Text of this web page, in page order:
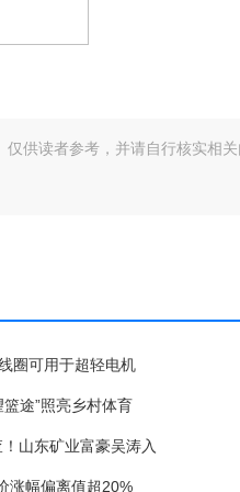
供读者参考，并请自行核实相
圈可用于超轻电机
途”照亮乡村体育
山东矿业富豪吴涛入
涨幅偏离值超20%